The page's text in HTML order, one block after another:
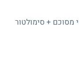
מסוכם + סימולטור